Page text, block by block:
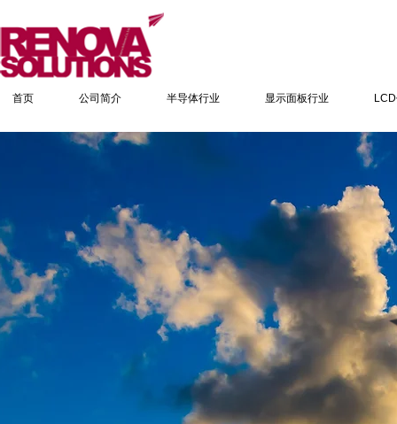
首页 公司简介 半导体行业 显示面板行业